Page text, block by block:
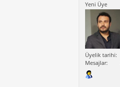
Yeni Üye
Üyelik tarihi
Mesajlar